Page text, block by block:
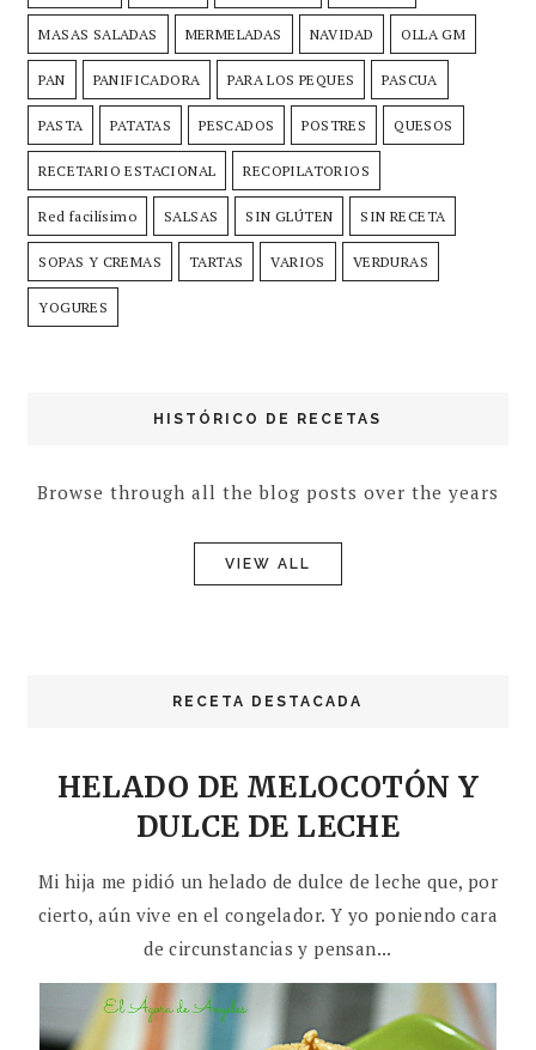
MASAS SALADAS MERMELADAS NAVIDAD OLLA GM
PAN PANIFICADORA PARA LOS PEQUES PASCUA
PASTA PATATAS PESCADOS POSTRES QUESOS
RECETARIO ESTACIONAL RECOPILATORIOS
Red facilísimo SALSAS SIN GLÚTEN SIN RECETA
SOPAS Y CREMAS TARTAS VARIOS VERDURAS
YOGURES
HISTÓRICO DE RECETAS
Browse through all the blog posts over the years
VIEW ALL
RECETA DESTACADA
HELADO DE MELOCOTÓN Y
DULCE DE LECHE
Mi hija me pidió un helado de dulce de leche que, por
cierto, aún vive en el congelador. Y yo poniendo cara
de circunstancias y pensan...